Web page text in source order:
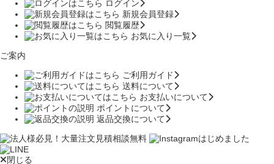
ログイン
新規会員登録
閲覧履歴
お気に入り一覧
ご案内
ご利用ガイド
送料について
お支払いについて
ポイントについて
返品交換について
閉じる